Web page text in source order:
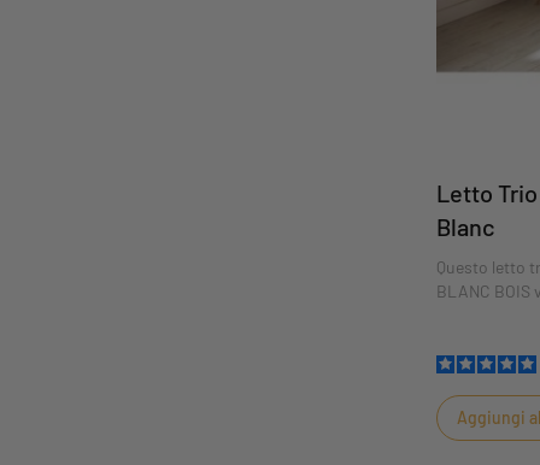
Letto
Blanc
Questo letto
BLANC
Aggiungi